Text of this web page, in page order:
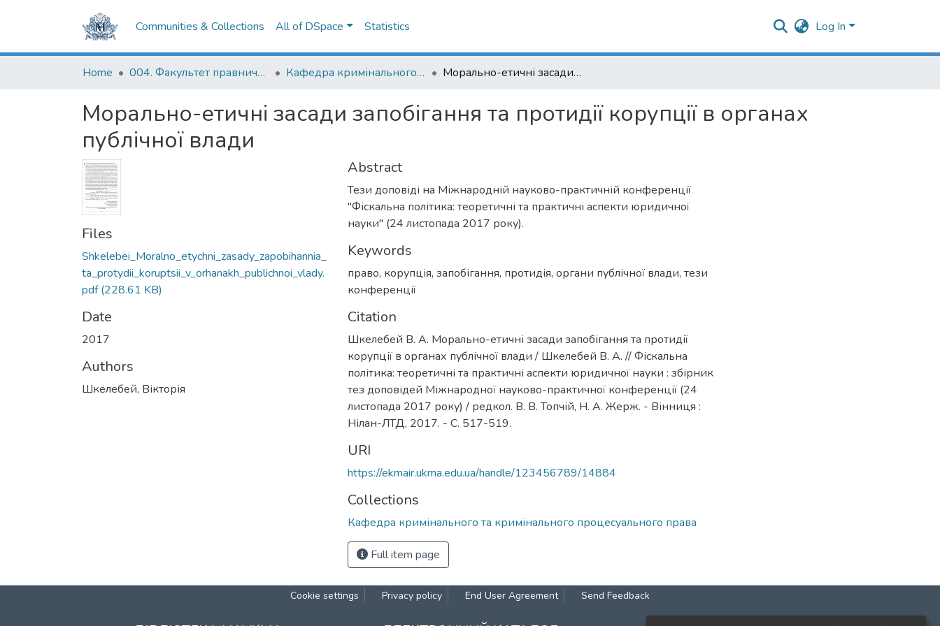
Communities & Collections All of DSpace Statistics Log In
Home 004. Факультет правничих наук Кафедра кримінального та кримінального процесуального права Морально-етичні засади запобігання та протидії корупції в органах публічної влади
Морально-етичні засади запобігання та протидії корупції в органах
публічної влади
Files
Shkelebei_Moralno_etychni_zasady_zapobihannia_
ta_protydii_koruptsii_v_orhanakh_publichnoi_vlady.
pdf(228.61 KB)
Date
2017
Authors
Шкелебей, Вікторія
Abstract
Тези доповіді на Міжнародній науково-практичній конференції
"Фіскальна політика: теоретичні та практичні аспекти юридичної
науки" (24 листопада 2017 року).
Keywords
право, корупція, запобігання, протидія, органи публічної влади, тези
конференції
Citation
Шкелебей В. А. Морально-етичні засади запобігання та протидії
корупції в органах публічної влади / Шкелебей В. А. // Фіскальна
політика: теоретичні та практичні аспекти юридичної науки : збірник
тез доповідей Міжнародної науково-практичної конференції (24
листопада 2017 року) / редкол. В. В. Топчій, Н. А. Жерж. - Вінниця :
Нілан-ЛТД, 2017. - С. 517-519.
URI
https://ekmair.ukma.edu.ua/handle/123456789/14884
Collections
Кафедра кримінального та кримінального процесуального права
Full item page
Cookie settings Privacy policy End User Agreement Send Feedback